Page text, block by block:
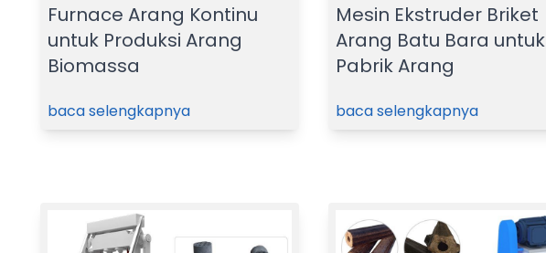
Furnace Arang Kontinu
untuk Produksi Arang
Biomassa
baca selengkapnya
Mesin Ekstruder Briket
Arang Batu Bara untuk
Pabrik Arang
baca selengkapnya